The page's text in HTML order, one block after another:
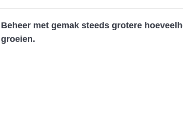
Beheer met gemak steeds grotere
groeien.